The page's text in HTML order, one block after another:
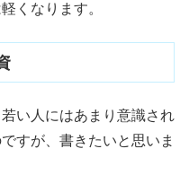
くなります。
い人にはあまり意識され
すが、書きたいと思いま